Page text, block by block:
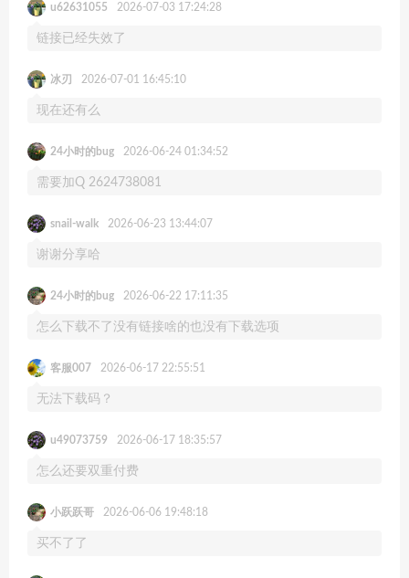
u62631055 2026-07-03 17:24:28
链接已经失效了
冰刃 2026-07-01 16:45:10
现在还有么
24小时的bug 2026-06-24 01:34:52
需要加Q 2624738081
snail-walk 2026-06-23 13:44:07
谢谢分享哈
24小时的bug 2026-06-22 17:11:35
怎么下载不了没有链接啥的也没有下载选项
客服007 2026-06-17 22:55:51
无法下载码？
u49073759 2026-06-17 18:35:57
怎么还要双重付费
小跃跃哥 2026-06-06 19:48:18
买不了了